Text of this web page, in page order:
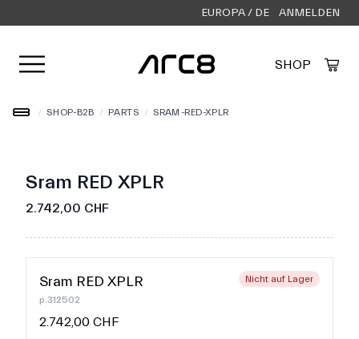
EUROPA / DE ANMELDEN
Menü öffnen SHOP
/ SHOP-B2B / PARTS / SRAM-RED-XPLR
Sram RED XPLR
2.742,00 CHF
Sram RED XPLR
p.312502
Nicht auf Lager
2.742,00 CHF